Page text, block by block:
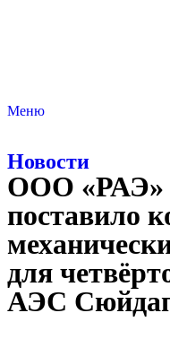
Меню
Новости
ООО «РАЭ»
поставило
для
АЭС